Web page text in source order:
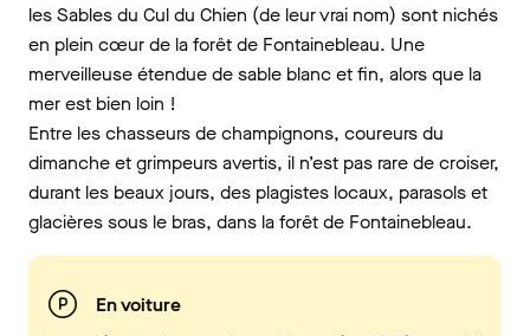
les Sables du Cul du Chien (de leur vrai nom) sont nichés
en plein cœur de la forêt de Fontainebleau. Une
merveilleuse étendue de sable blanc et fin, alors que la
mer est bien loin !
Entre les chasseurs de champignons, coureurs du
dimanche et grimpeurs avertis, il n’est pas rare de croiser,
durant les beaux jours, des plagistes locaux, parasols et
glacières sous le bras, dans la forêt de Fontainebleau.
En voiture